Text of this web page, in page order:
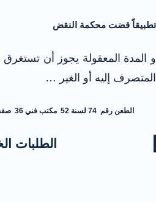
تطبيقاً قضت محكمة النقض
و المدة المعقولة يجوز أن
المتصرف إليه أو الغير …
الطعن رقم 74 لسنة 52 مكتب فني 36 صفحة رقم 536 بتاريخ 31-03-1985
الطلبات